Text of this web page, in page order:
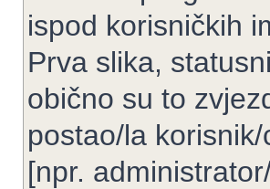
ispod korisničkih
Prva slika,
obično su to
postao/la
[npr.